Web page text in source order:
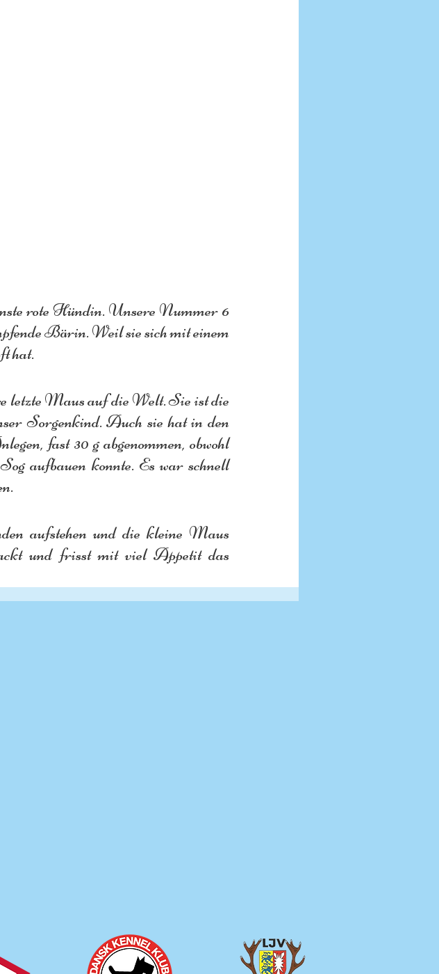
rote Hündin. Unsere Nummer 6
Bärin. Weil sie sich mit einem
hat.
letzte Maus auf die Welt. Sie ist die
Sorgenkind. Auch sie hat in den
fast 30 g abgenommen, obwohl
aufbauen konnte. Es war schnell
aufstehen und die kleine Maus
und frisst mit viel Appetit das